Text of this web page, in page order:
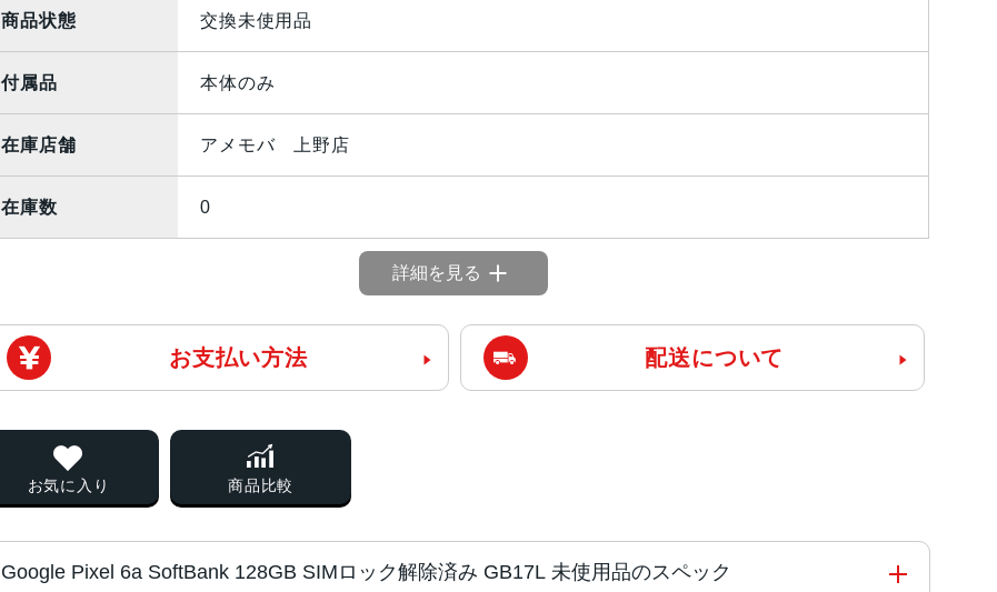
商品状態 交換未使用品
付属品 本体のみ
在庫店舗 アメモバ 上野店
在庫数 0
詳細を見る
お支払い方法 配送について
お気に入り 商品比較
Google Pixel 6a SoftBank 128GB SIMロック解除済み GB17L 未使用品のスペック